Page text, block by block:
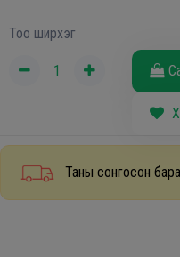
Тоо ширхэг
Таны сонгосон